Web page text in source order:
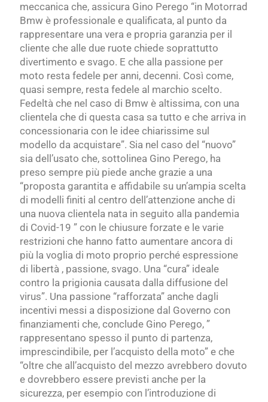
meccanica che, assicura Gino Perego “in Motorrad
Bmw è professionale e qualificata, al punto da
rappresentare una vera e propria garanzia per il
cliente che alle due ruote chiede soprattutto
divertimento e svago. E che alla passione per
moto resta fedele per anni, decenni. Così come,
quasi sempre, resta fedele al marchio scelto.
Fedeltà che nel caso di Bmw è altissima, con una
clientela che di questa casa sa tutto e che arriva in
concessionaria con le idee chiarissime sul
modello da acquistare”. Sia nel caso del “nuovo”
sia dell’usato che, sottolinea Gino Perego, ha
preso sempre più piede anche grazie a una
“proposta garantita e affidabile su un’ampia scelta
di modelli finiti al centro dell’attenzione anche di
una nuova clientela nata in seguito alla pandemia
di Covid-19 ” con le chiusure forzate e le varie
restrizioni che hanno fatto aumentare ancora di
più la voglia di moto proprio perché espressione
di libertà , passione, svago. Una “cura” ideale
contro la prigionia causata dalla diffusione del
virus”. Una passione “rafforzata” anche dagli
incentivi messi a disposizione dal Governo con
finanziamenti che, conclude Gino Perego, ”
rappresentano spesso il punto di partenza,
imprescindibile, per l’acquisto della moto” e che
“oltre che all’acquisto del mezzo avrebbero dovuto
e dovrebbero essere previsti anche per la
sicurezza, per esempio con l’introduzione di